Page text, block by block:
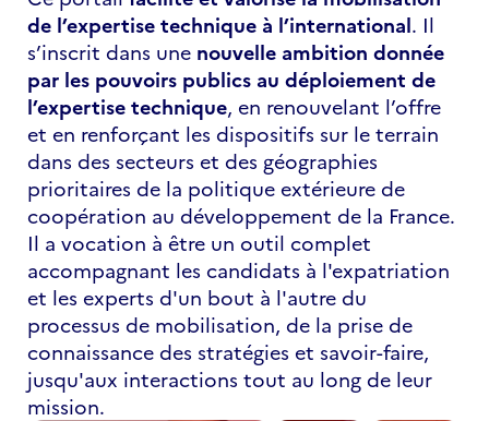
de l’expertise technique à l’international. Il
s’inscrit dans une nouvelle ambition donnée
par les pouvoirs publics au déploiement de
l’expertise technique, en renouvelant l’offre
et en renforçant les dispositifs sur le terrain
dans des secteurs et des géographies
prioritaires de la politique extérieure de
coopération au développement de la France.
Il a vocation à être un outil complet
accompagnant les candidats à l'expatriation
et les experts d'un bout à l'autre du
processus de mobilisation, de la prise de
connaissance des stratégies et savoir-faire,
jusqu'aux interactions tout au long de leur
mission.